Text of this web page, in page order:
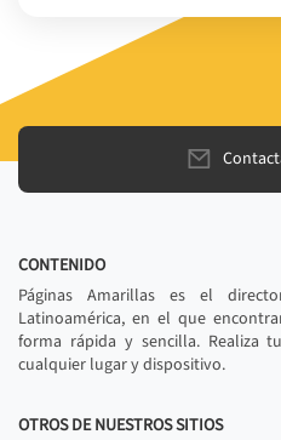
CONTENIDO
Páginas Amarillas es el
Latinoamérica, en el que
forma rápida y sencilla. Realiza
cualquier lugar y dispositivo.
OTROS DE NUESTROS SITIOS